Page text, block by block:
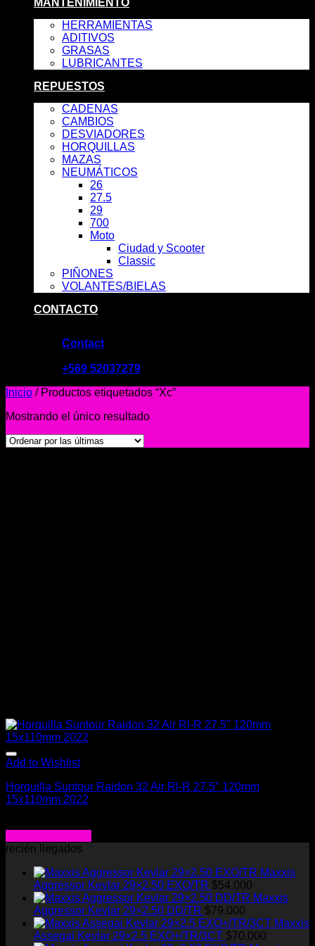
MANTENIMIENTO
HERRAMIENTAS
ADITIVOS
GRASAS
LUBRICANTES
REPUESTOS
CADENAS
CAMBIOS
DESVIADORES
HORQUILLAS
MAZAS
NEUMÁTICOS
26
27.5
29
700
Moto
Ciudad y Scooter
Classic
PIÑONES
VOLANTES/BIELAS
CONTACTO
Contact
+569 52037279
Inicio /Productos etiquetados “Xc”
Mostrando el único resultado
Add to Wishlist
Horquilla Suntour Raidon 32 Air Rl-R 27.5″ 120mm
15x110mm 2022
original
$269.000.$140.000.
recién llegados
Maxxis
Aggressor Kevlar 29×2.50 EXO/TR $54.000
Maxxis
Aggressor Kevlar 29×2.50 DD/TR $79.000
Maxxis
Assegai Kevlar 29×2.5 EXO+/TR/3CT $70.000